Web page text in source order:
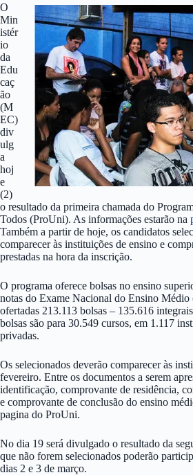
O
Min
istér
io
da
Edu
caç
ão
(M
EC)
div
ulg
a
hoj
e
(2)
o resultado da primeira chamada do
Todos (ProUni). As informações estarão na
Também a partir de hoje, os candidatos
comparecer às instituições de ensino e
prestadas na hora da inscrição.
O programa oferece bolsas no ensino
notas do Exame Nacional do Ensino Médio
ofertadas 213.113 bolsas – 135.616
bolsas são para 30.549 cursos, em 1.117
privadas.
Os selecionados deverão comparecer às
fevereiro. Entre os documentos a serem
identificação, comprovante de residência,
e comprovante de conclusão do ensino
pagina do ProUni.
No dia 19 será divulgado o resultado da
que não forem selecionados poderão
dias 2 e 3 de março.